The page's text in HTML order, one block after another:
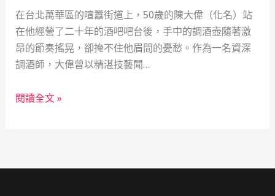
記記：
智
慧
融
資
轉
本
在台北萬華區的喧囂街道上，50歲的陳大偉（化名）站
在他經營了二十年的酒吧吧台後，手中的調酒壺隨著激
昂的節奏搖晃，卻掩不住他眉間的憂愁。作為一名資深
調酒師，大偉曾以精湛技藝聞…
從
閱讀全文 »